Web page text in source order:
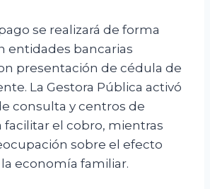
se realizará de forma
entidades bancarias
presentación de cédula de
La Gestora Pública activó
consulta y centros de
facilitar el cobro, mientras
sobre el efecto
economía familiar.